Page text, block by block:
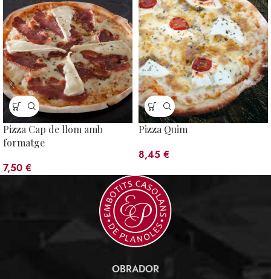
Pizza Cap de llom amb
formatge
7,50 €
Pizza Quim
8,45 €
OBRADOR